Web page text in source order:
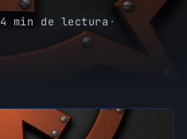
4 min de lectura ·